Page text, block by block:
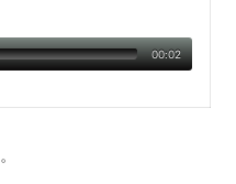
00:02